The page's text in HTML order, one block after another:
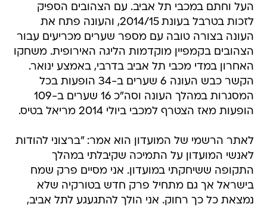
העל וחתם במכבי תל אביב. עם הצהובים הספיק
לזכות בטרבל בעונת 2014/15, והעונה פתח את
העונה בצורה טובה עם מספר שערים מכריעים עבור
הצהובים בקמפיין מוקדמות הליגה האירופית. משחקו
האחרון במדי מכבי תל אביב בדרבי, באמצע ינואר.
הקשר כבש העונה 6 שערים ב-34 הופעות בכל
המסגרות במהלך העונה וסה"כ 16 שערים ב-109
הופעות מאז הצטרף למכבי ביולי 2014 מריאל בטיס.
לאתר הרשמי של המועדון הוא אמר: "ברצוני להודות
לאנשי המועדון על התמיכה שקיבלתי במהלך
התקופה ששיחקתי במועדון. אני מסיים פרק שמח
בישראל אך גם מתחיל פרק חדש בטורקיה שלא
נמצאת כל כך רחוק. אני הולך להתגעגע לתל אביב,